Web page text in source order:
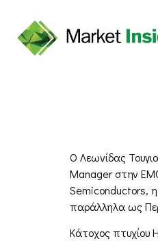
Ο Λεωνίδας
Manager στην
Semiconductors, η
παράλληλα ως
Κάτοχος πτυχίου